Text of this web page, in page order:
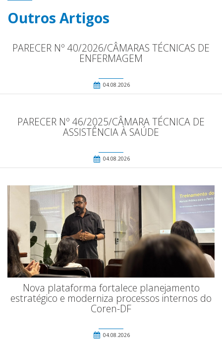
Outros Artigos
PARECER Nº 40/2026/CÂMARAS TÉCNICAS DE
ENFERMAGEM
04.08.2026
PARECER Nº 46/2025/CÂMARA TÉCNICA DE
ASSISTÊNCIA À SAÚDE
04.08.2026
Nova plataforma fortalece planejamento
estratégico e moderniza processos internos do
Coren-DF
04.08.2026